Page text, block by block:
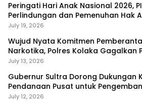
Peringati Hari Anak Nasional 2026,
Perlindungan dan Pemenuhan Hak
July 19, 2026
Wujud Nyata Komitmen
Narkotika, Polres Kolaka Gagalkan
Sabu-Sabu
July 13, 2026
Gubernur Sultra Dorong Dukungan
Pendanaan Pusat untuk
Liangkobhori
July 12, 2026